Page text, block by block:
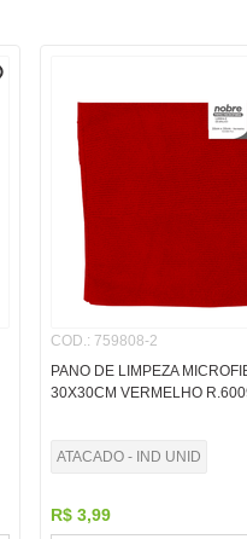
COD.: 759808-2
PANO DE LIMPEZA
30X30CM VERMELHO
ATACADO - IND UNID
R$ 3,99